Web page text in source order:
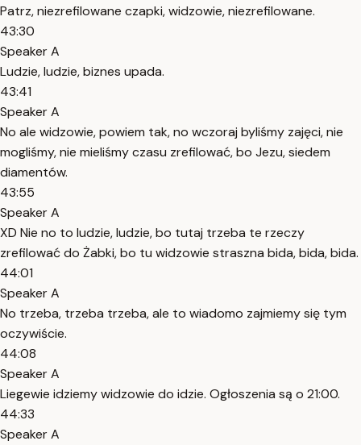
Patrz, niezrefilowane czapki, widzowie, niezrefilowane.
43:30
Speaker A
Ludzie, ludzie, biznes upada.
43:41
Speaker A
No ale widzowie, powiem tak, no wczoraj byliśmy zajęci, nie
mogliśmy, nie mieliśmy czasu zrefilować, bo Jezu, siedem
diamentów.
43:55
Speaker A
XD Nie no to ludzie, ludzie, bo tutaj trzeba te rzeczy
zrefilować do Żabki, bo tu widzowie straszna bida, bida, bida.
44:01
Speaker A
No trzeba, trzeba trzeba, ale to wiadomo zajmiemy się tym
oczywiście.
44:08
Speaker A
Liegewie idziemy widzowie do idzie. Ogłoszenia są o 21:00.
44:33
Speaker A